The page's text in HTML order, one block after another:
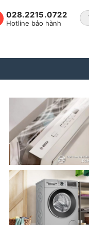
028.2215.0722
Hotline bảo hành